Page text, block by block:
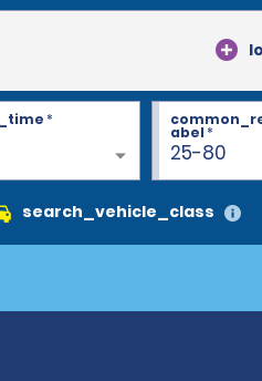
*
25-80
abel*
search_vehicle_class